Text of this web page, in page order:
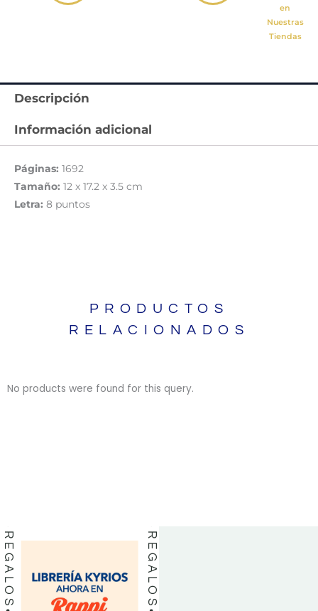
en
Nuestras
Tiendas
Descripción
Información adicional
Páginas: 1692
Tamaño: 12 x 17.2 x 3.5 cm
Letra: 8 puntos
PRODUCTOS
RELACIONADOS
No products were found for this query.
REGALOS
REGALOS